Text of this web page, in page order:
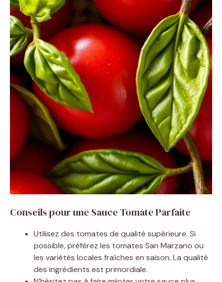
Conseils pour une Sauce Tomate Parfaite
Utilisez des tomates de qualité supérieure. Si
possible, préférez les tomates San Marzano ou
les variétés locales fraîches en saison. La qualité
des ingrédients est primordiale.